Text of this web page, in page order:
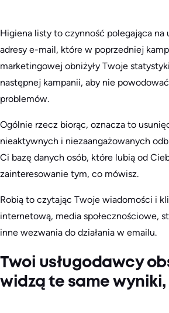
Higiena listy to czynność polegająca na
adresy e-mail, które w poprzedniej
marketingowej obniżyły Twoje
następnej kampanii, aby nie
problemów.
Ogólnie rzecz biorąc, oznacza to
nieaktywnych i niezaangażowanych
Ci bazę danych osób, które lubią od
zainteresowanie tym, co mówisz.
Robią to czytając Twoje wiadomości i
internetową, media społecznościowe,
inne wezwania do działania w emailu.
Twoi usługodawcy
widzą te same wyniki,